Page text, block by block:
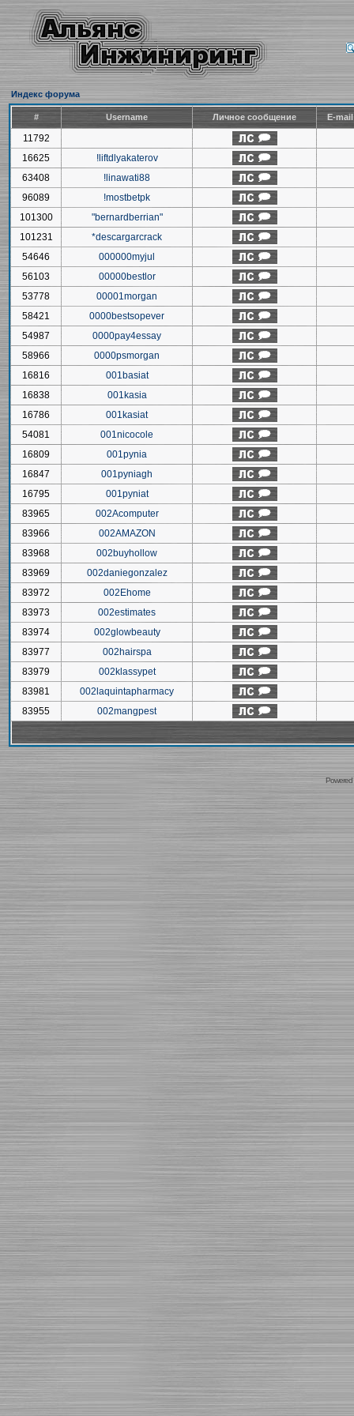
Индекс форума
# Username Личное сообщение E-
11792
16625
!liftdlyakaterov
63408
!linawati88
96089
!mostbetpk
101300
"bernardberrian"
101231
*descargarcrack
54646
000000myjul
56103
00000bestlor
53778
00001morgan
58421
0000bestsopever
54987
0000pay4essay
58966
0000psmorgan
16816
001basiat
16838
001kasia
16786
001kasiat
54081
001nicocole
16809
001pynia
16847
001pyniagh
16795
001pyniat
83965
002Acomputer
83966
002AMAZON
83968
002buyhollow
83969
002daniegonzalez
83972
002Ehome
83973
002estimates
83974
002glowbeauty
83977
002hairspa
83979
002klassypet
83981
002laquintapharmacy
83955
002mangpest